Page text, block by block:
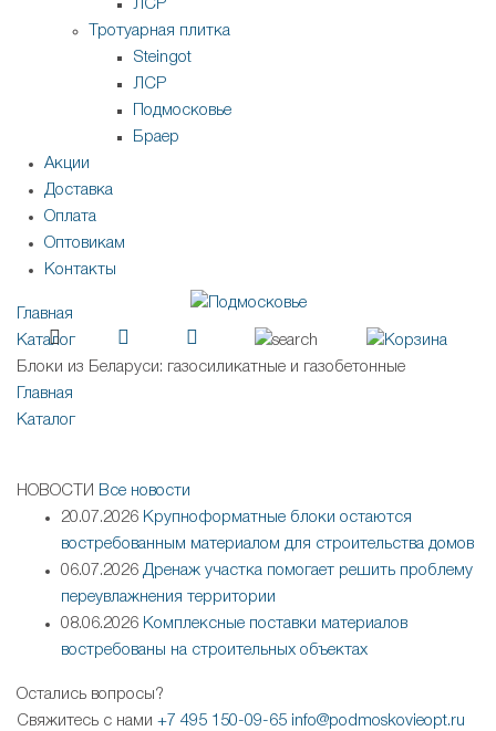
ЛСР
Тротуарная плитка
Steingot
ЛСР
Подмосковье
Браер
Акции
Доставка
Оплата
Оптовикам
Контакты
Главная
Каталог
Блоки из Беларуси: газосиликатные и газобетонные
Главная
Каталог
НОВОСТИ Все новости
20.07.2026 Крупноформатные блоки остаются
востребованным материалом для строительства домов
06.07.2026 Дренаж участка помогает решить проблему
переувлажнения территории
08.06.2026 Комплексные поставки материалов
востребованы на строительных объектах
Остались вопросы?
Свяжитесь с нами +7 495 150-09-65 info@podmoskovieopt.ru